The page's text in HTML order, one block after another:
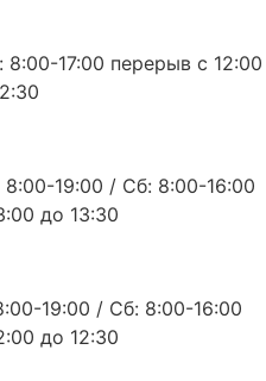
17:00 перерыв с 12:00
19:00 / Сб: 8:00-16:00
до 13:30
19:00 / Сб: 8:00-16:00
до 12:30